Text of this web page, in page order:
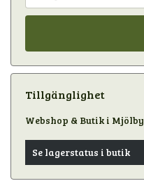
Tillgänglighet
Webshop & Butik i Mjölby
Se lagerstatus i butik